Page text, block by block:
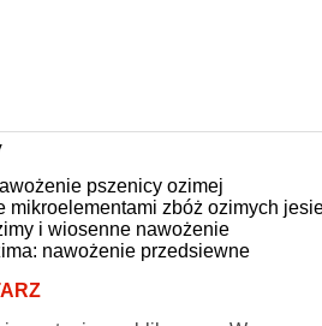
pszenicy ozimej
mikroelementami zbóż ozimych
i wiosenne nawożenie
nawożenie przedsiewne